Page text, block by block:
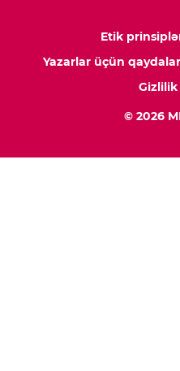
Etik
Yazarlar üçün qaydalar
Gizlilik
© 2026